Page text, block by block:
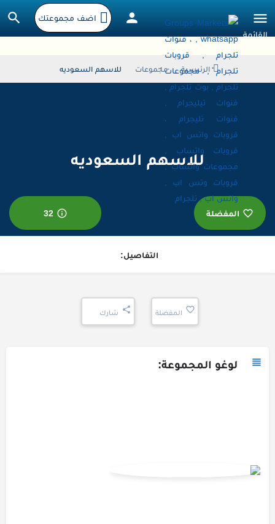
اضف مجموعتك
الرئيسية مجموعات للاسهم السعوديه
للاسهم السعوديه
المفضلة 32
التفاصيل:
المفضلة شارك
لوغو المجموعة: